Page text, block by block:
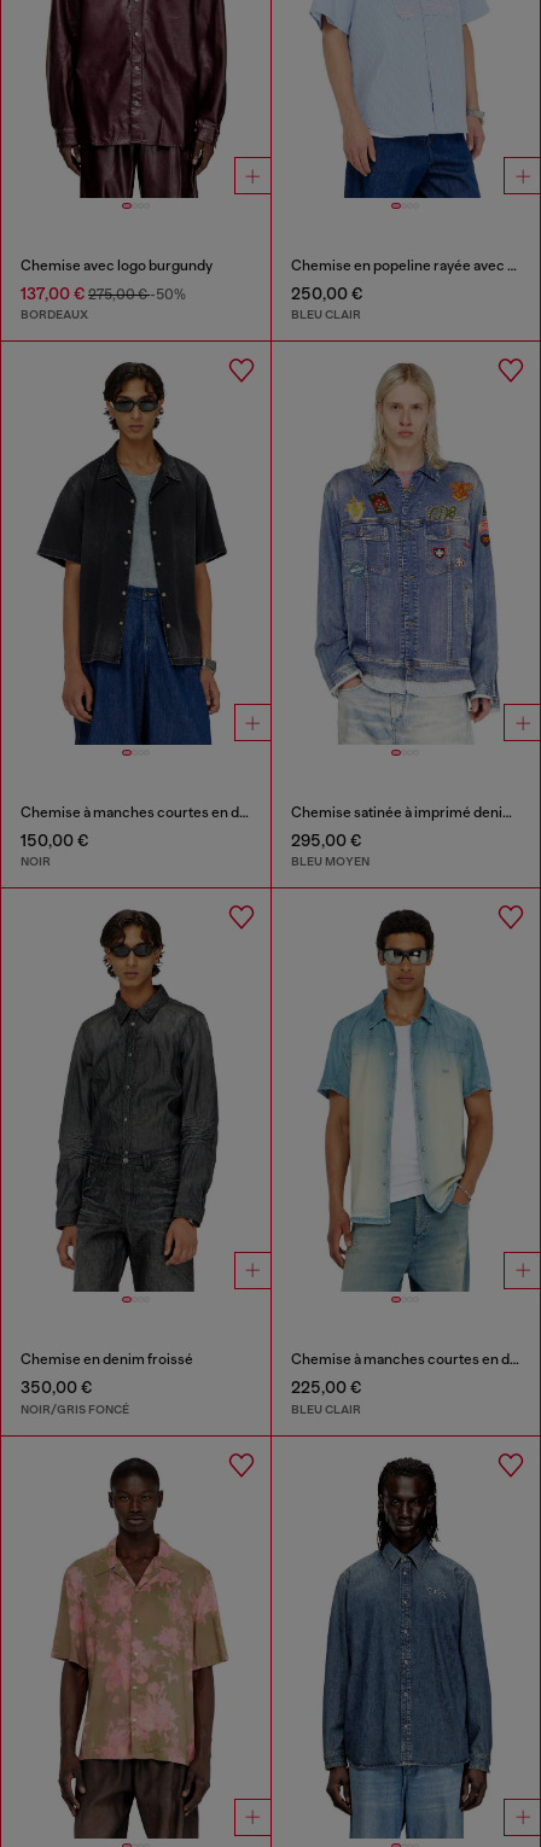
Chemise avec logo burgundy
137,00 € 275,00 €-50%
BORDEAUX
Chemise en popeline rayée avec patch brodé
250,00 €
BLEU CLAIR
Chemise à manches courtes en denim
150,00 €
NOIR
Chemise satinée à imprimé denim trompe-l'œil
295,00 €
BLEU MOYEN
Chemise en denim froissé
350,00 €
NOIR/GRIS FONCÉ
Chemise à manches courtes en denim fluide surteint
225,00 €
BLEU CLAIR